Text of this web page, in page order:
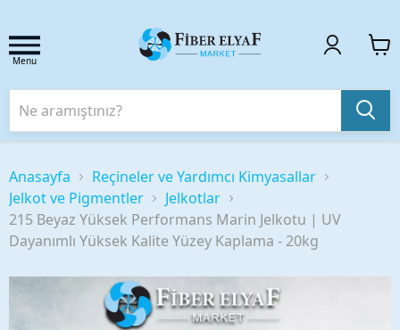
Menu
Anasayfa
Reçineler ve Yardımcı Kimyasallar
Jelkot ve Pigmentler
Jelkotlar
215 Beyaz Yüksek Performans Marin Jelkotu | UV
Dayanımlı Yüksek Kalite Yüzey Kaplama - 20kg